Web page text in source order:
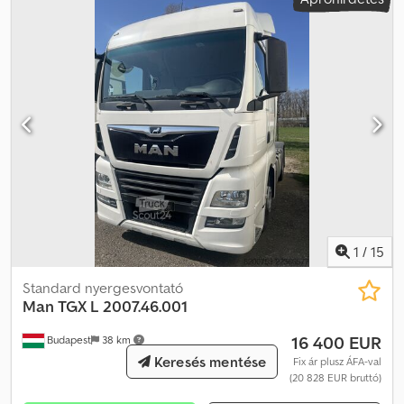
1 / 15
Budapest 38 km
Standard nyergesvontató
Man TGX L 2007.46.001
16 400 EUR
Fix ár plusz ÁFA-val
(20 828 EUR bruttó)
Keresés mentése